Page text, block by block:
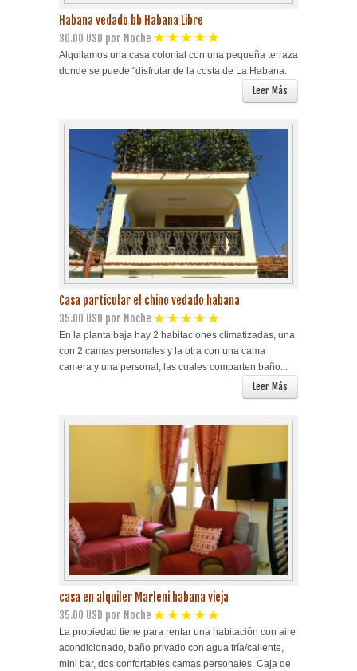
Habana vedado bb Habana Libre
30.00 USD por Noche
Alquilamos una casa colonial con una pequeña terraza
donde se puede "disfrutar de la costa de La Habana.
Leer Más
Casa particular el chino vedado habana
35.00 USD por Noche
En la planta baja hay 2 habitaciones climatizadas, una
con 2 camas personales y la otra con una cama
camera y una personal, las cuales comparten baño...
Leer Más
casa en alquiler Marleni habana vieja
35.00 USD por Noche
La propiedad tiene para rentar una habitación con aire
acondicionado, baño privado con agua fría/caliente,
mini bar, dos confortables camas personales. Caja de